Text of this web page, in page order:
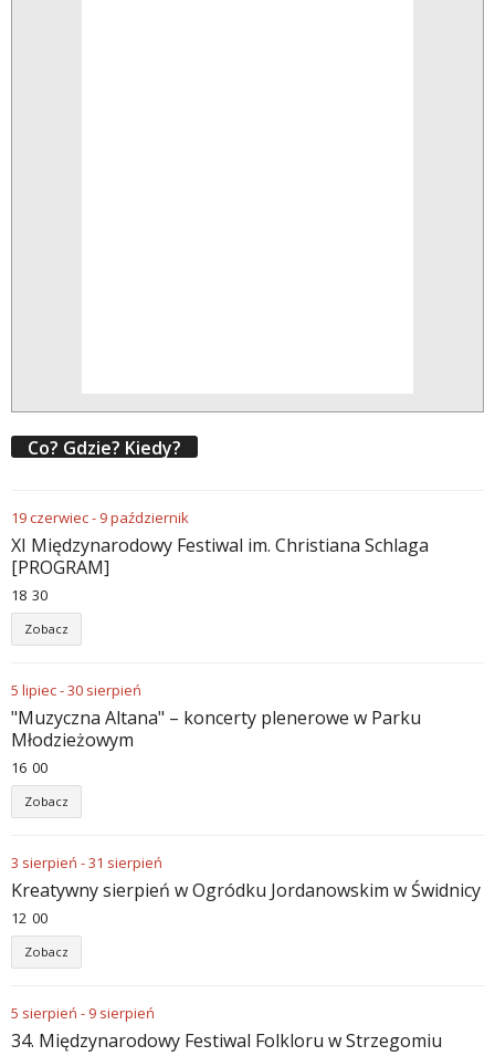
Co? Gdzie? Kiedy?
19czerwiec- 9październik
XI Międzynarodowy Festiwal im. Christiana Schlaga
[PROGRAM]
18 30
Zobacz
5 lipiec-30 sierpień
"Muzyczna Altana" – koncerty plenerowe w Parku
Młodzieżowym
16 00
Zobacz
3 sierpień -31 sierpień
Kreatywny sierpień w Ogródku Jordanowskim w Świdnicy
12 00
Zobacz
5 sierpień - 9 sierpień
34. Międzynarodowy Festiwal Folkloru w Strzegomiu